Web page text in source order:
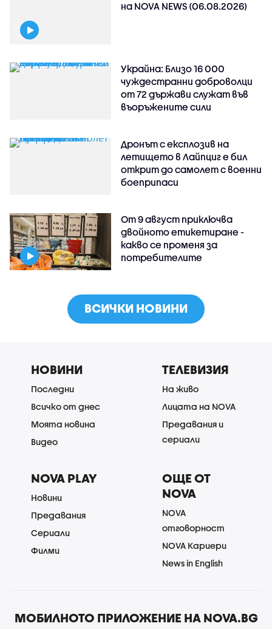
на NOVA NEWS (06.08.2026)
Украйна: Близо 16 000
чуждестранни доброволци
от 72 държави служат във
въоръжените сили
Дронът с експлозив на
летището в Лайпциг е бил
открит до самолет с военни
боеприпаси
От 9 август приключва
двойното етикетиране -
какво се променя за
потребителите
ВСИЧКИ НОВИНИ
НОВИНИ
Последни
Всичко от днес
Моята новина
Видео
ТЕЛЕВИЗИЯ
На живо
Лицата на NOVA
Предавания и
сериали
NOVA PLAY
Новини
Предавания
Сериали
Филми
ОЩЕ ОТ
NOVA
NOVA
отговорност
NOVA Кариери
News in English
МОБИЛНОТО ПРИЛОЖЕНИЕ НА NOVA.BG